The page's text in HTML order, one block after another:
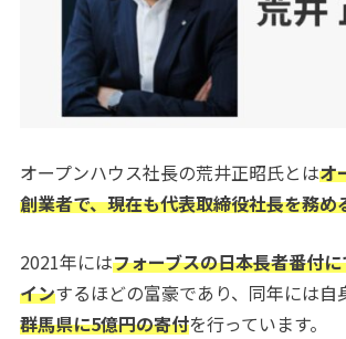
オープンハウス社長の荒井正昭氏とはオ
創業者で、現在も代表取締役社長を務め
2021年にはフォーブスの日本長者番付
インするほどの富豪であり、同年には自
群馬県に5億円の寄付を行っています。